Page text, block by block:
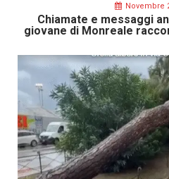
Novembre
Chiamate e messaggi
giovane di Monreale